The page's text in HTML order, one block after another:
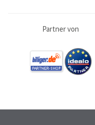
Partner von